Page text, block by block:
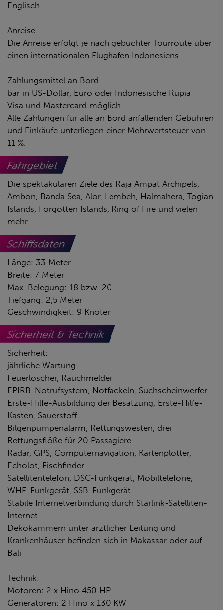
Englisch
Anreise
Die Anreise erfolgt je nach gebuchter Tourroute über
einen internationalen Flughafen Indonesiens.
Zahlungsmittel an Bord
bar in US-Dollar, Euro oder Indonesische Rupia
Visa und Mastercard möglich
Alle Zahlungen für alle an Bord anfallenden Gebühren
und Einkäufe unterliegen einer Mehrwertsteuer von
11 %.
Fahrgebiet
Die spektakulären Ziele des Raja Ampat Archipels,
Ambon, Banda Sea, Alor, Lembeh, Halmahera, Togian
Islands, Forgotten Islands, Ring of Fire und vielen
mehr
Schiffsdaten
Länge: 33 Meter
Breite: 7 Meter
Max. Belegung: 18 bzw. 20
Tiefgang: 2,5 Meter
Geschwindigkeit: 9 Knoten
Sicherheit & Technik
Sicherheit:
jährliche Wartung
Feuerlöscher, Rauchmelder
EPIRB-Notrufsystem, Notfackeln, Suchscheinwerfer
Erste-Hilfe-Ausbildung der Besatzung, Erste-Hilfe-
Kasten, Sauerstoff
Bilgenpumpenalarm, Rettungswesten, drei
Rettungsflöße für 20 Passagiere
Radar, GPS, Computernavigation, Kartenplotter,
Echolot, Fischfinder
Satellitentelefon, DSC-Funkgerät, Mobiltelefone,
WHF-Funkgerät, SSB-Funkgerät
Stabile Internetverbindung durch Starlink-Satelliten-
Internet
Dekokammern unter ärztlicher Leitung und
Krankenhäuser befinden sich in Makassar oder auf
Bali
Technik:
Motoren: 2 x Hino 450 HP
Generatoren: 2 Hino x 130 KW